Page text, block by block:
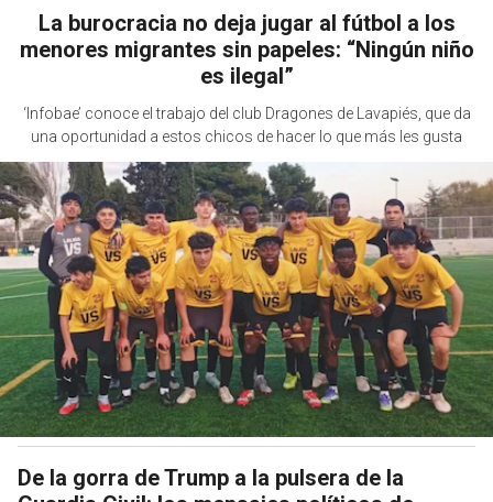
La burocracia no deja jugar al fútbol a los
menores migrantes sin papeles: “Ningún niño
es ilegal”
‘Infobae’ conoce el trabajo del club Dragones de Lavapiés, que da
una oportunidad a estos chicos de hacer lo que más les gusta
De la gorra de Trump a la pulsera de la